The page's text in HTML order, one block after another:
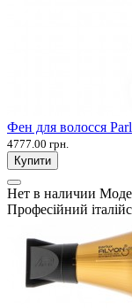
Фен для волосся
4777.00 грн.
Купити
Нет в наличии
Професійний